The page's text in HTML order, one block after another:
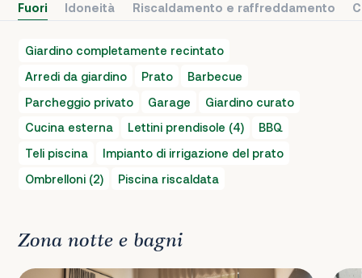
Fuori Idoneità Riscaldamento e raffreddamento
Giardino completamente recintato
Arredi da giardino
Prato
Barbecue
Parcheggio privato
Garage
Giardino curato
Cucina esterna
Lettini prendisole (4)
BBQ
Teli piscina
Impianto di irrigazione del prato
Ombrelloni (2)
Piscina riscaldata
Zona notte e bagni